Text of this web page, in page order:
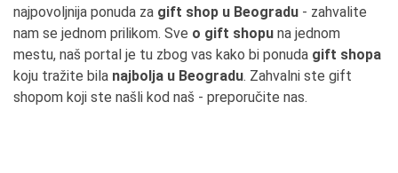
najpovoljnija ponuda za gift shop u Beogradu - zahvalite
nam se jednom prilikom. Sve o gift shopu na jednom
mestu, naš portal je tu zbog vas kako bi ponuda gift shopa
koju tražite bila najbolja u Beogradu. Zahvalni ste gift
shopom koji ste našli kod naš - preporučite nas.